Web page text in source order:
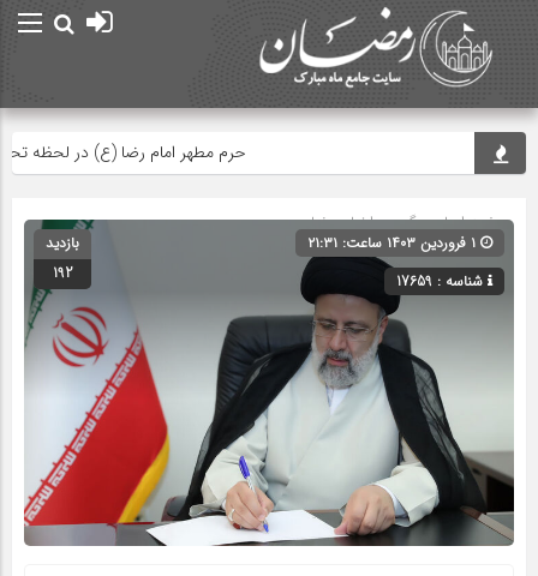
حرم مطهر امام رضا (ع) در لحظه تحویل
صفحه اصلی» گروه »اخبار رمضان
شناسه : 17659
بازدید
192